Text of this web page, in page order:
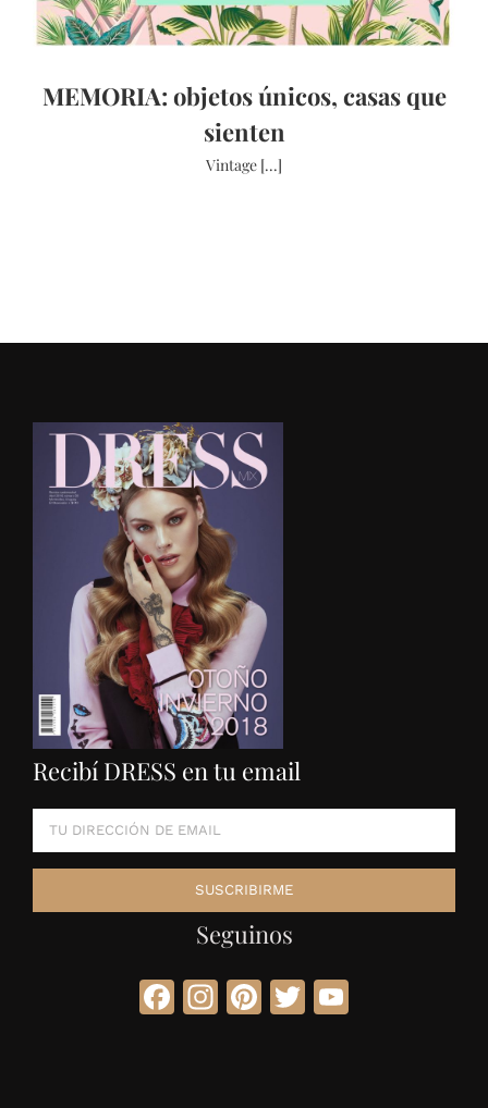
MEMORIA: objetos únicos, casas que
sienten
Vintage [...]
Recibí DRESS en tu email
Seguinos
Facebook
Instagram
Pinterest
Twitter